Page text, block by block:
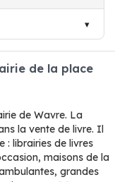
de la place
de Wavre. La
la vente de livre. Il
: librairies de livres
maisons de la
grandes